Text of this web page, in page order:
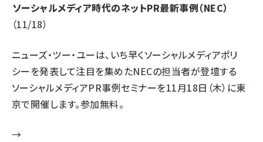
ソーシャルメディア時代のネットPR最新事例（NEC）
（11/18）
ニューズ・ツー・ユーは、いち早くソーシャルメディアポリ
シーを発表して注目を集めたNECの担当者が登壇する
ソーシャルメディアPR事例セミナーを11月18日（木）に東
京で開催します。参加無料。
→